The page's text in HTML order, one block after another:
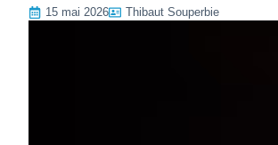
15 mai 2026 Thibaut Souperbie